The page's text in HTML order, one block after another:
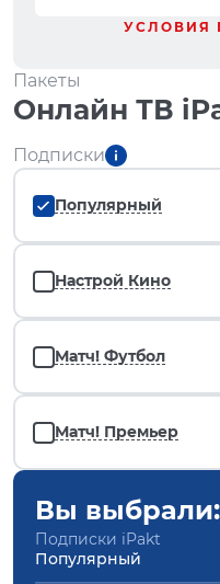
УСЛОВИЯ
Пакеты
Онлайн ТВ
Подписки
Популярный
Настрой Кино
Матч! Футбол
Матч! Премьер
Вы выбрали:
Подписки iPakt
Популярный